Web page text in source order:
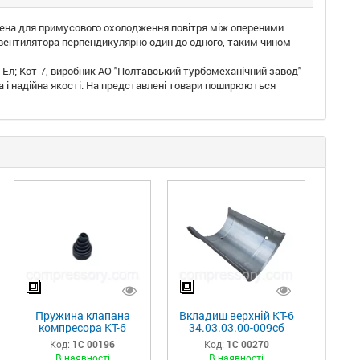
для примусового охолодження повітря між опереними
перпендикулярно один до одного, таким чином
Кот-7, виробник АО "Полтавський турбомеханічний завод"
надійна якості. На представлені товари поширюються
Пружина клапана
компресора КТ-6
34.06.01.05-012
(КТ6.06-033.2)
Код: 1С 00196
В наявності
Вкладиш верхній КТ-6
34.03.03.00-009сб
(КТ6.03.003сб)
Код: 1С 00270
В наявності